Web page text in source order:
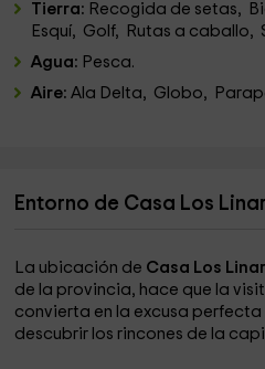
Tierra: Recogida de setas,
Esquí, Golf, Rutas a caballo,
Agua: Pesca.
Aire:Ala Delta, Globo,
Entorno de Casa Los
La ubicación de Casa Los
de la provincia, hace que la
convierta en la excusa
descubrir los rincones de la